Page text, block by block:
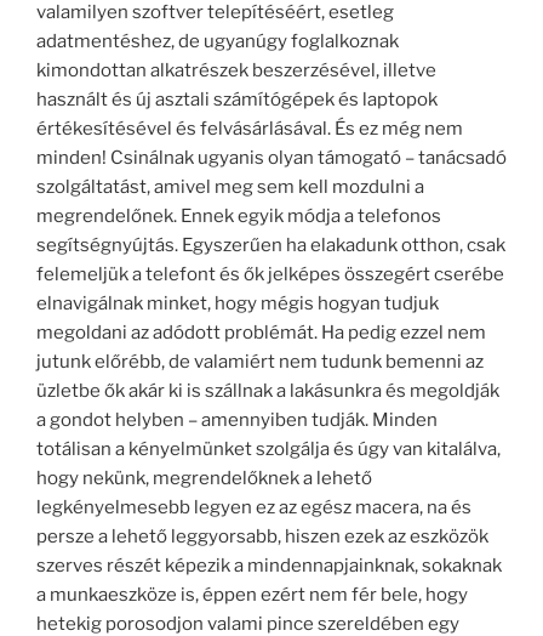
valamilyen szoftver telepítéséért, esetleg
adatmentéshez, de ugyanúgy foglalkoznak
kimondottan alkatrészek beszerzésével, illetve
használt és új asztali számítógépek és laptopok
értékesítésével és felvásárlásával. És ez még nem
minden! Csinálnak ugyanis olyan támogató – tanácsadó
szolgáltatást, amivel meg sem kell mozdulni a
megrendelőnek. Ennek egyik módja a telefonos
segítségnyújtás. Egyszerűen ha elakadunk otthon, csak
felemeljük a telefont és ők jelképes összegért cserébe
elnavigálnak minket, hogy mégis hogyan tudjuk
megoldani az adódott problémát. Ha pedig ezzel nem
jutunk előrébb, de valamiért nem tudunk bemenni az
üzletbe ők akár ki is szállnak a lakásunkra és megoldják
a gondot helyben – amennyiben tudják. Minden
totálisan a kényelmünket szolgálja és úgy van kitalálva,
hogy nekünk, megrendelőknek a lehető
legkényelmesebb legyen ez az egész macera, na és
persze a lehető leggyorsabb, hiszen ezek az eszközök
szerves részét képezik a mindennapjainknak, sokaknak
a munkaeszköze is, éppen ezért nem fér bele, hogy
hetekig porosodjon valami pince szereldében egy